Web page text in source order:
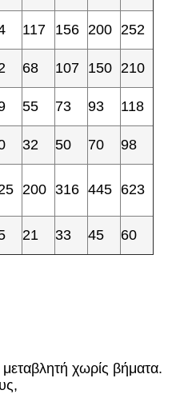
117 156 200 252
68 107 150 210
55 73 93 118
32 50 70
98
200 316 445 623
21 33 45 60
μεταβλητή χωρίς βήματα.